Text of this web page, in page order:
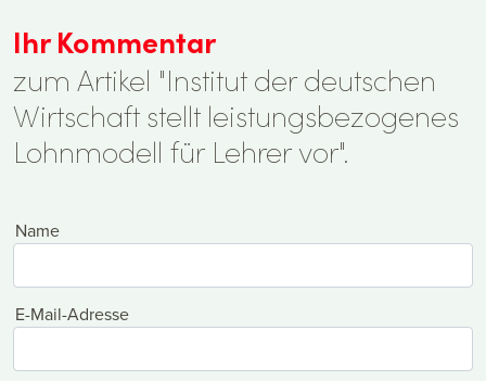
Ihr Kommentar
zum Artikel "Institut der deutschen
Wirtschaft stellt leistungsbezogenes
Lohnmodell für Lehrer vor".
Name
E-Mail-Adresse